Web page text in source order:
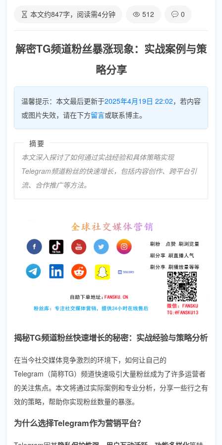
本文约847字，阅读需4分钟 512 0
解密TG频道粉丝暴涨现象：实战案例与策
略分享
温馨提示：本文最后更新于2025年4月19日 22:02，若内容
或图片失效，请在下方留言或联系博主。
摘要
本文深入探讨了如何通过实战经验和具体策略实现
Telegram频道粉丝的快速增长，包括内容创作、跨平台引
流、合作推广等方法。
揭秘TG频道粉丝快速增长的秘密：实战经验与策略分析
在当今社交媒体竞争激烈的环境下，如何让自己的
Telegram（简称TG）频道快速吸引大量粉丝成为了许多运营者
的关注焦点。本文将通过实际案例和专业分析，分享一些行之有
效的策略，帮助你实现粉丝数量的暴涨。
为什么选择Telegram作为营销平台？